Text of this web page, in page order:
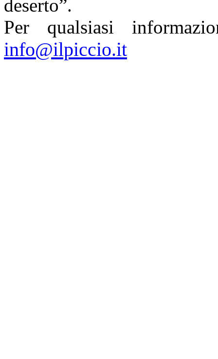
deserto”.
Per qualsiasi
info@ilpiccio.it